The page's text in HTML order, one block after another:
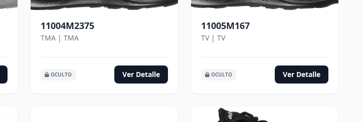
11004M2375
TMA | TMA
OCULTO Ver Detalle
11005M167
TV | TV
OCULTO Ver Detalle